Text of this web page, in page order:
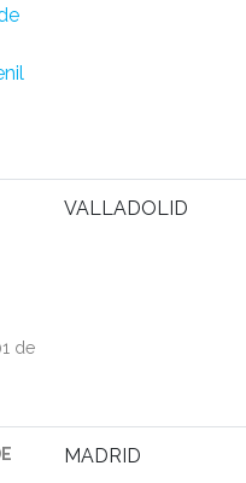
de
VALLADOLID
MADRID